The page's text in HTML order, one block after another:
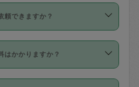
い場合、損害保険の対象外
なバックグラウンドの方が
す。
る方など様々です。
す。タスカジさんトレーニ
ったセルフトレーニングの
ルを受け、合格したタスカ
されています。
カジさんとの間でタスカジ
した作業時間内での作業に
。作業範囲は、掃除、洗
に物を壊したり、人にけが
た場合が対象で、補償金額
頼できますか？
在を起点に3日後（72時間
から受付可能となっていま
はかかりますか？
には、以下の2種類がありま